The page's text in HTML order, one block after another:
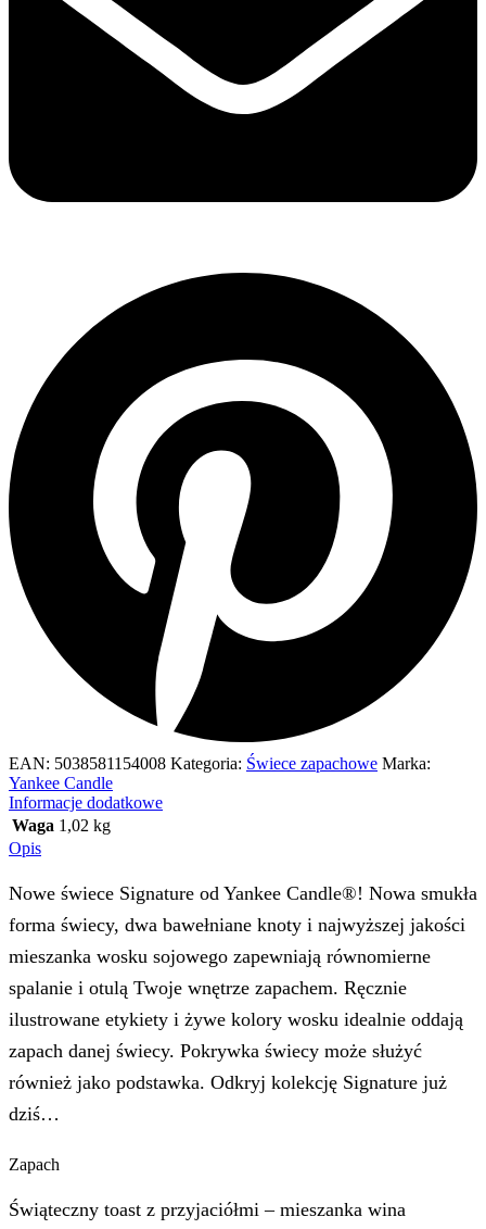
EAN: 5038581154008 Kategoria: Świece zapachowe Marka:
Yankee Candle
Informacje dodatkowe
Waga 1,02 kg
Opis
Nowe świece Signature od Yankee Candle®! Nowa smukła
forma świecy, dwa bawełniane knoty i najwyższej jakości
mieszanka wosku sojowego zapewniają równomierne
spalanie i otulą Twoje wnętrze zapachem. Ręcznie
ilustrowane etykiety i żywe kolory wosku idealnie oddają
zapach danej świecy. Pokrywka świecy może służyć
również jako podstawka. Odkryj kolekcję Signature już
dziś…
Zapach
Świąteczny toast z przyjaciółmi – mieszanka wina